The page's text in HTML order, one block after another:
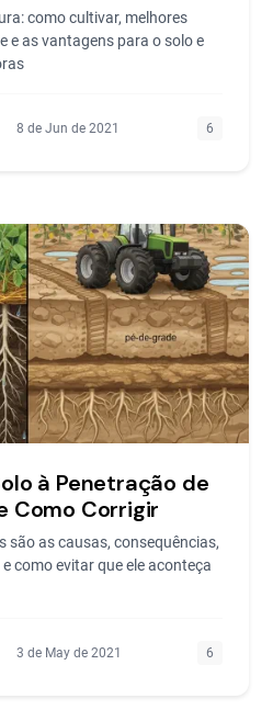
como cultivar, melhores
e as vantagens para o solo e
8 de Jun de 2021 6
à Penetração de
Como Corrigir
são as causas, consequências,
como evitar que ele aconteça
3 de May de 2021 6